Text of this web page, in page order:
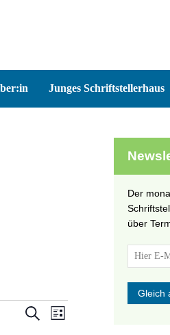
Junges Schriftstellerhaus
Veranstaltungen
SucheVeranstaltung
Liste
Der
über